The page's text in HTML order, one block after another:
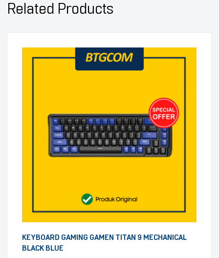
Related Products
KEYBOARD GAMING GAMEN TITAN 9 MECHANICAL
BLACK BLUE